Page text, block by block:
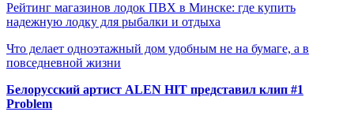
Рейтинг магазинов лодок ПВХ в Минске: где купить
надежную лодку для рыбалки и отдыха
Что делает одноэтажный дом удобным не на бумаге, а в
повседневной жизни
Белорусский артист ALEN HIT представил клип #1
Problem